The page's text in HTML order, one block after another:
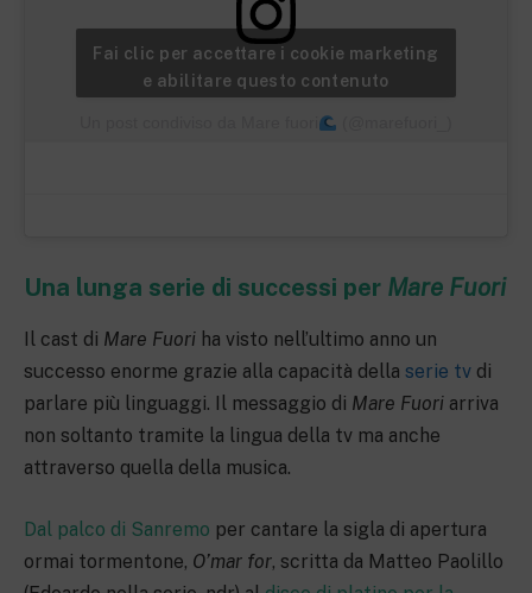
Fai clic per accettare i cookie marketing
e abilitare questo contenuto
Una lunga serie di successi per Mare Fuori
Il cast di Mare Fuori ha visto nell’ultimo anno un
successo enorme grazie alla capacità della serie tv di
parlare più linguaggi. Il messaggio di Mare Fuori arriva
non soltanto tramite la lingua della tv ma anche
attraverso quella della musica.
Dal palco di Sanremo per cantare la sigla di apertura
ormai tormentone, O’mar for, scritta da Matteo Paolillo